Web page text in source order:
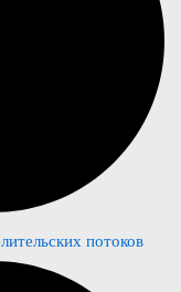
потоков